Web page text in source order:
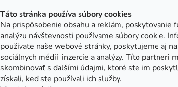
Táto stránka používa súbory cookies
Na prispôsobenie obsahu a reklám, poskytovanie
analýzu návštevnosti používame súbory cookie.
používate naše webové stránky, poskytujeme aj
sociálnych médií, inzercie a analýzy. Títo partneri
skombinovať s ďalšími údajmi, ktoré ste im
získali, keď ste používali ich služby.